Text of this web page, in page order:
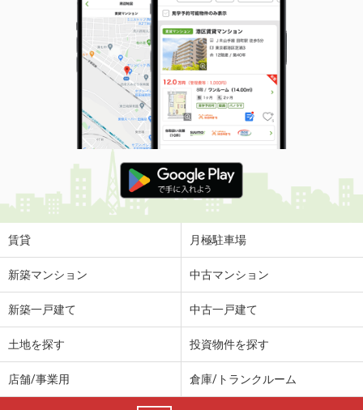
賃貸 月極駐車場
新築マンション 中古マンション
新築一戸建て 中古一戸建て
土地を探す 投資物件を探す
店舗/事業用 倉庫/トランクルーム